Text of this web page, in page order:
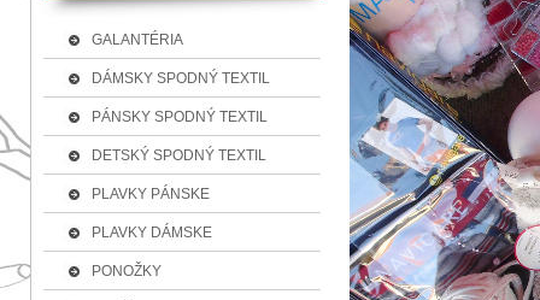
GALANTÉRIA
DÁMSKY SPODNÝ TEXTIL
PÁNSKY SPODNÝ TEXTIL
DETSKÝ SPODNÝ TEXTIL
PLAVKY PÁNSKE
PLAVKY DÁMSKE
PONOŽKY